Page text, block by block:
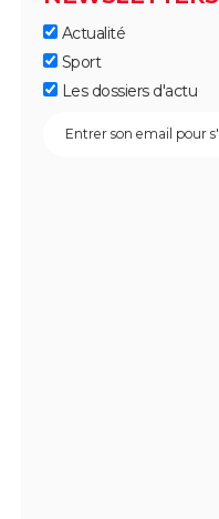
Actualité
Sport
Les dossiers d'actu